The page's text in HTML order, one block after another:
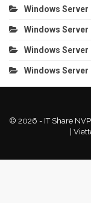
Windows Server
Windows Server
Windows Server
Windows Server
© 2026 - IT Share
|